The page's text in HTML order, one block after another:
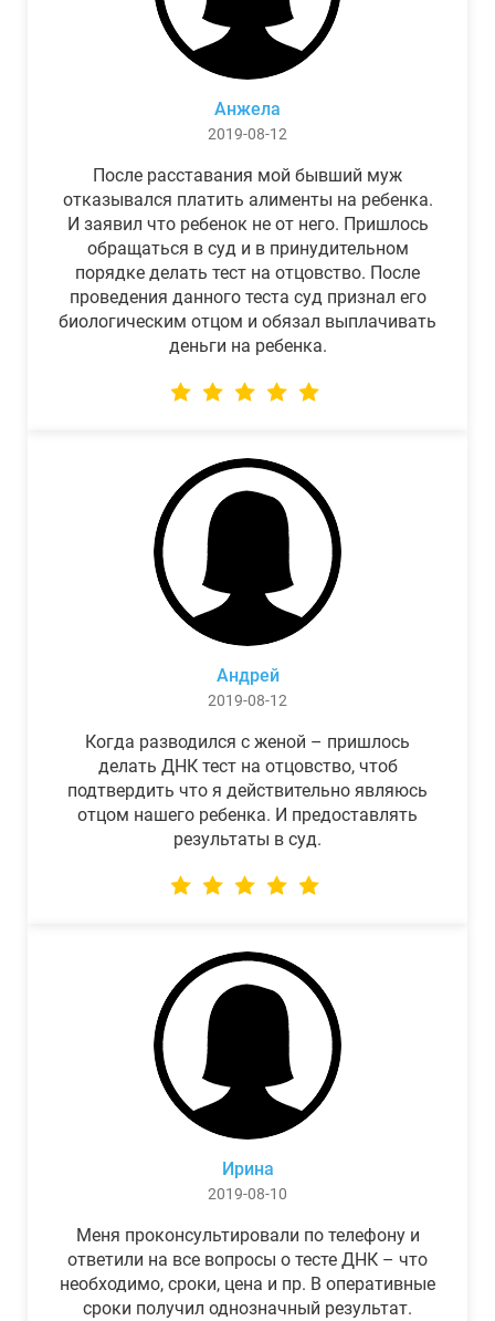
Анжела
2019-08-12
После расставания мой бывший муж
отказывался платить алименты на ребенка.
И заявил что ребенок не от него. Пришлось
обращаться в суд и в принудительном
порядке делать тест на отцовство. После
проведения данного теста суд признал его
биологическим отцом и обязал выплачивать
деньги на ребенка.
Андрей
2019-08-12
Когда разводился с женой – пришлось
делать ДНК тест на отцовство, чтоб
подтвердить что я действительно являюсь
отцом нашего ребенка. И предоставлять
результаты в суд.
Ирина
2019-08-10
Меня проконсультировали по телефону и
ответили на все вопросы о тесте ДНК – что
необходимо, сроки, цена и пр. В оперативные
сроки получил однозначный результат.